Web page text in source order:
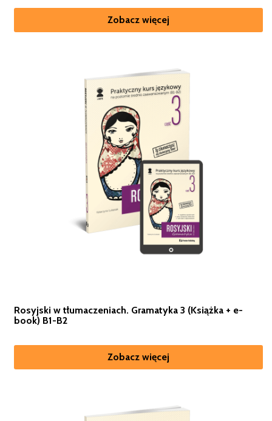
Zobacz więcej
Rosyjski w tłumaczeniach. Gramatyka 3 (Książka + e-
book) B1-B2
Zobacz więcej